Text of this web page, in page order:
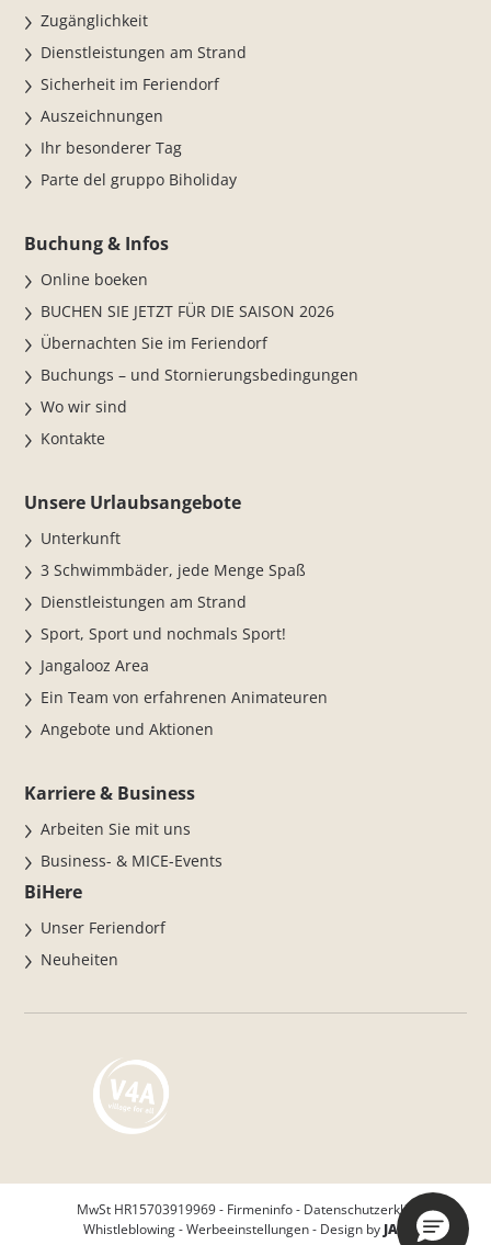
Zugänglichkeit
Dienstleistungen am Strand
Sicherheit im Feriendorf
Auszeichnungen
Ihr besonderer Tag
Parte del gruppo Biholiday
Buchung & Infos
Online boeken
BUCHEN SIE JETZT FÜR DIE SAISON 2026
Übernachten Sie im Feriendorf
Buchungs – und Stornierungsbedingungen
Wo wir sind
Kontakte
Unsere Urlaubsangebote
Unterkunft
3 Schwimmbäder, jede Menge Spaß
Dienstleistungen am Strand
Sport, Sport und nochmals Sport!
Jangalooz Area
Ein Team von erfahrenen Animateuren
Angebote und Aktionen
Karriere & Business
Arbeiten Sie mit uns
Business- & MICE-Events
BiHere
Unser Feriendorf
Neuheiten
MwSt HR15703919969 - Firmeninfo- Datenschutzerklärung-
Whistleblowing-Werbeeinstellungen- Design by JAMPAA